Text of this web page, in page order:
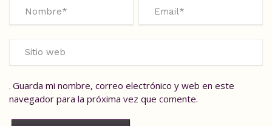
Guarda mi nombre, correo electrónico y web en este
navegador para la próxima vez que comente.